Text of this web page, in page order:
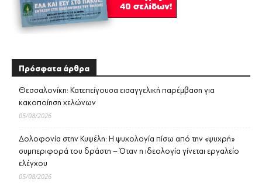
Πρόσφατα άρθρα
Θεσσαλονίκη: Κατεπείγουσα εισαγγελική παρέμβαση για
κακοποίηση χελώνων
05/08/2026
Δολοφονία στην Κυψέλη: Η ψυχολογία πίσω από την «ψυχρή»
συμπεριφορά του δράστη – Όταν η ιδεολογία γίνεται εργαλείο
ελέγχου
05/08/2026